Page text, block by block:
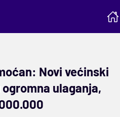
Novi većinski
ulaganja,